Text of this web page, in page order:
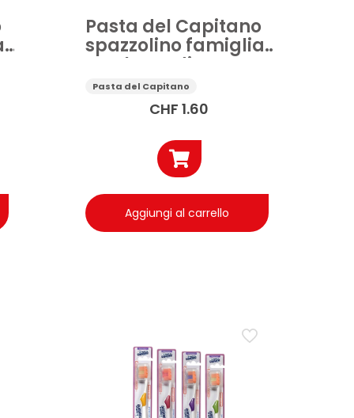
Pasta del Capitano
spazzolino famiglia
setole medie
Pasta del Capitano
CHF 1.60
Aggiungi al carrello